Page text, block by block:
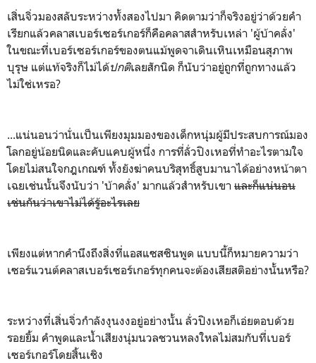
เสิ่นจิ่วมองสลับระหว่างทั้งสองไปมา คิดตามว่าก็จริงอยู่ว่าด้วยคำ
เรียกแล้วคลาสเบอร์เซอร์เกอร์ก็คือคลาสสำหรับเหล่า 'ผู้บ้าคลั่ง'
ในขณะที่เบอร์เซอร์เกอร์ของตนแม้พูดจาเดินเหินเหมือนสุภาพ
บุรุษ แต่แท้จริงก็ไม่ได้ปกติเลยสักนิด ก็นับว่าอยู่ถูกที่ถูกทางแล้ว
ไม่ใช่เหรอ?
...แน่นอนว่านั่นเป็นเพียงมุมมองของเด็กหนุ่มผู้มีประสบการณ์มอง
โลกอยู่น้อยนิดและคับแคบผู้หนึ่ง การที่ลั่วปิงเหอที่ทำอะไรตามใจ
โดยไม่สนใจกฎเกณฑ์ ทั้งยังฆ่าคนบริสุทธิ์สูบมานาได้อย่างหน้าตา
เฉยเช่นนั้นจึงนับว่า 'บ้าคลั่ง' มากแล้วสำหรับเขา และก็แน่นอน
เช่นกันว่าเขาไม่ได้รู้อะไรเลย
เพียงแต่หากคำนึงถึงสิ่งที่แอสแซสซินพูด แบบนี้ก็หมายความว่า
เซอร์แวนต์คลาสเบอร์เซอร์เกอร์ทุกคนจะต้องเสียสติอย่างนั้นหรือ?
ระหว่างที่เสิ่นจิ่วกำลังงุนงงอยู่อย่างนั้น ลั่วปิงเหอก็เอ่ยตอบด้วย
รอยยิ้ม คำพูดและน้ำเสียงนุ่มนวลชวนหลงใหลไม่สมกับที่เบอร์
เซอร์เกอร์โดยสิ้นเชิง